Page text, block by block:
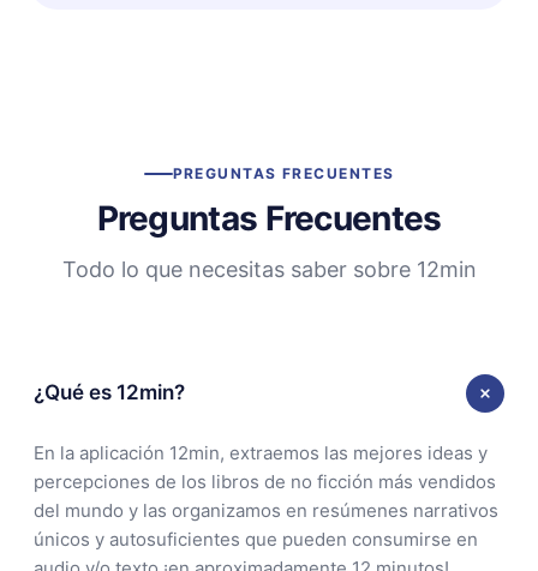
PREGUNTAS FRECUENTES
Preguntas Frecuentes
Todo lo que necesitas saber sobre 12min
¿Qué es 12min?
En la aplicación 12min, extraemos las mejores ideas y
percepciones de los libros de no ficción más vendidos
del mundo y las organizamos en resúmenes narrativos
únicos y autosuficientes que pueden consumirse en